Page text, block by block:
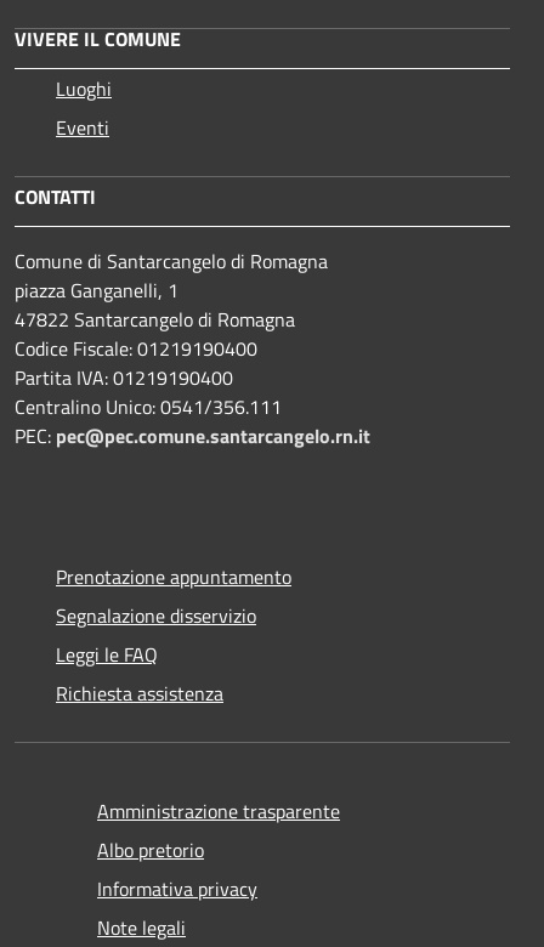
VIVERE IL COMUNE
Luoghi
Eventi
CONTATTI
Comune di Santarcangelo di Romagna
piazza Ganganelli, 1
47822 Santarcangelo di Romagna
Codice Fiscale: 01219190400
Partita IVA: 01219190400
Centralino Unico: 0541/356.111
PEC: pec@pec.comune.santarcangelo.rn.it
Prenotazione appuntamento
Segnalazione disservizio
Leggi le FAQ
Richiesta assistenza
Amministrazione trasparente
Albo pretorio
Informativa privacy
Note legali